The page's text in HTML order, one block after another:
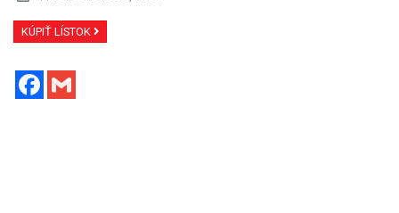
KÚPIŤ LÍSTOK
Facebook